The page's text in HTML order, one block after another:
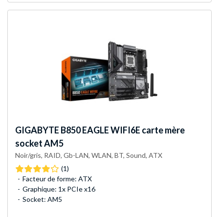
GIGABYTE B850 EAGLE WIFI6E carte mère
socket AM5
Noir/gris, RAID, Gb-LAN, WLAN, BT, Sound, ATX
(1)
Facteur de forme: ATX
Graphique: 1x PCIe x16
Socket: AM5